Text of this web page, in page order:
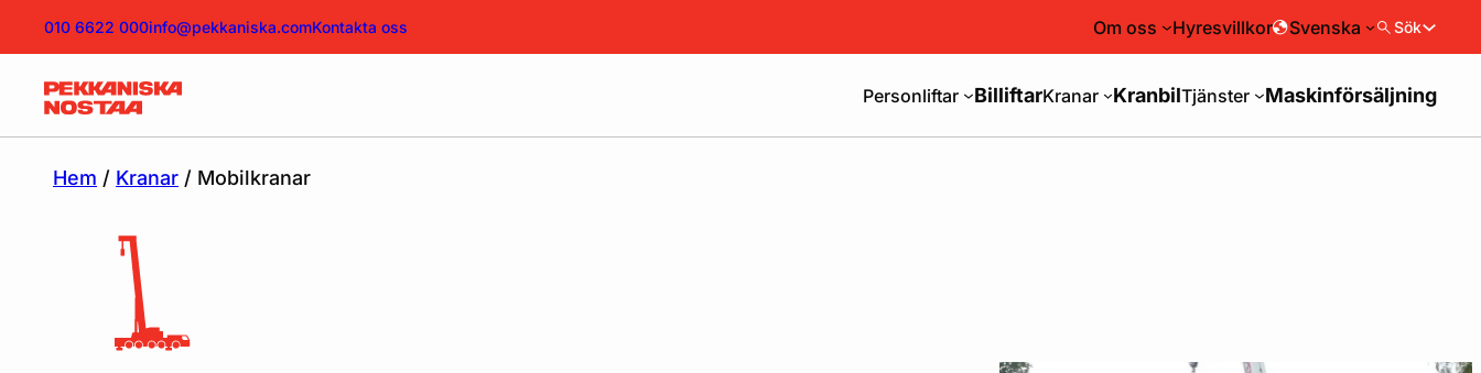
010 6622 000info@pekkaniska.comKontakta oss Om oss Hyresvillkor Svenska Sök
Personliftar BilliftarKranar KranbilTjänster Maskinförsäljning
Hem / Kranar / Mobilkranar